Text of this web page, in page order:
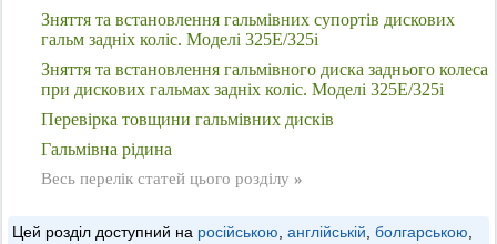
Зняття та встановлення гальмівних супортів дискових
гальм задніх коліс. Моделі 325Е/325i
Зняття та встановлення гальмівного диска заднього колеса
при дискових гальмах задніх коліс. Моделі 325E/325i
Перевірка товщини гальмівних дисків
Гальмівна рідина
Весь перелік статей цього розділу »
Цей розділ доступний на російською англійській болгарською